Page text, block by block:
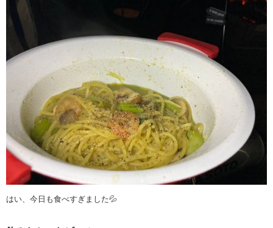
はい、今日も食べすぎました💦